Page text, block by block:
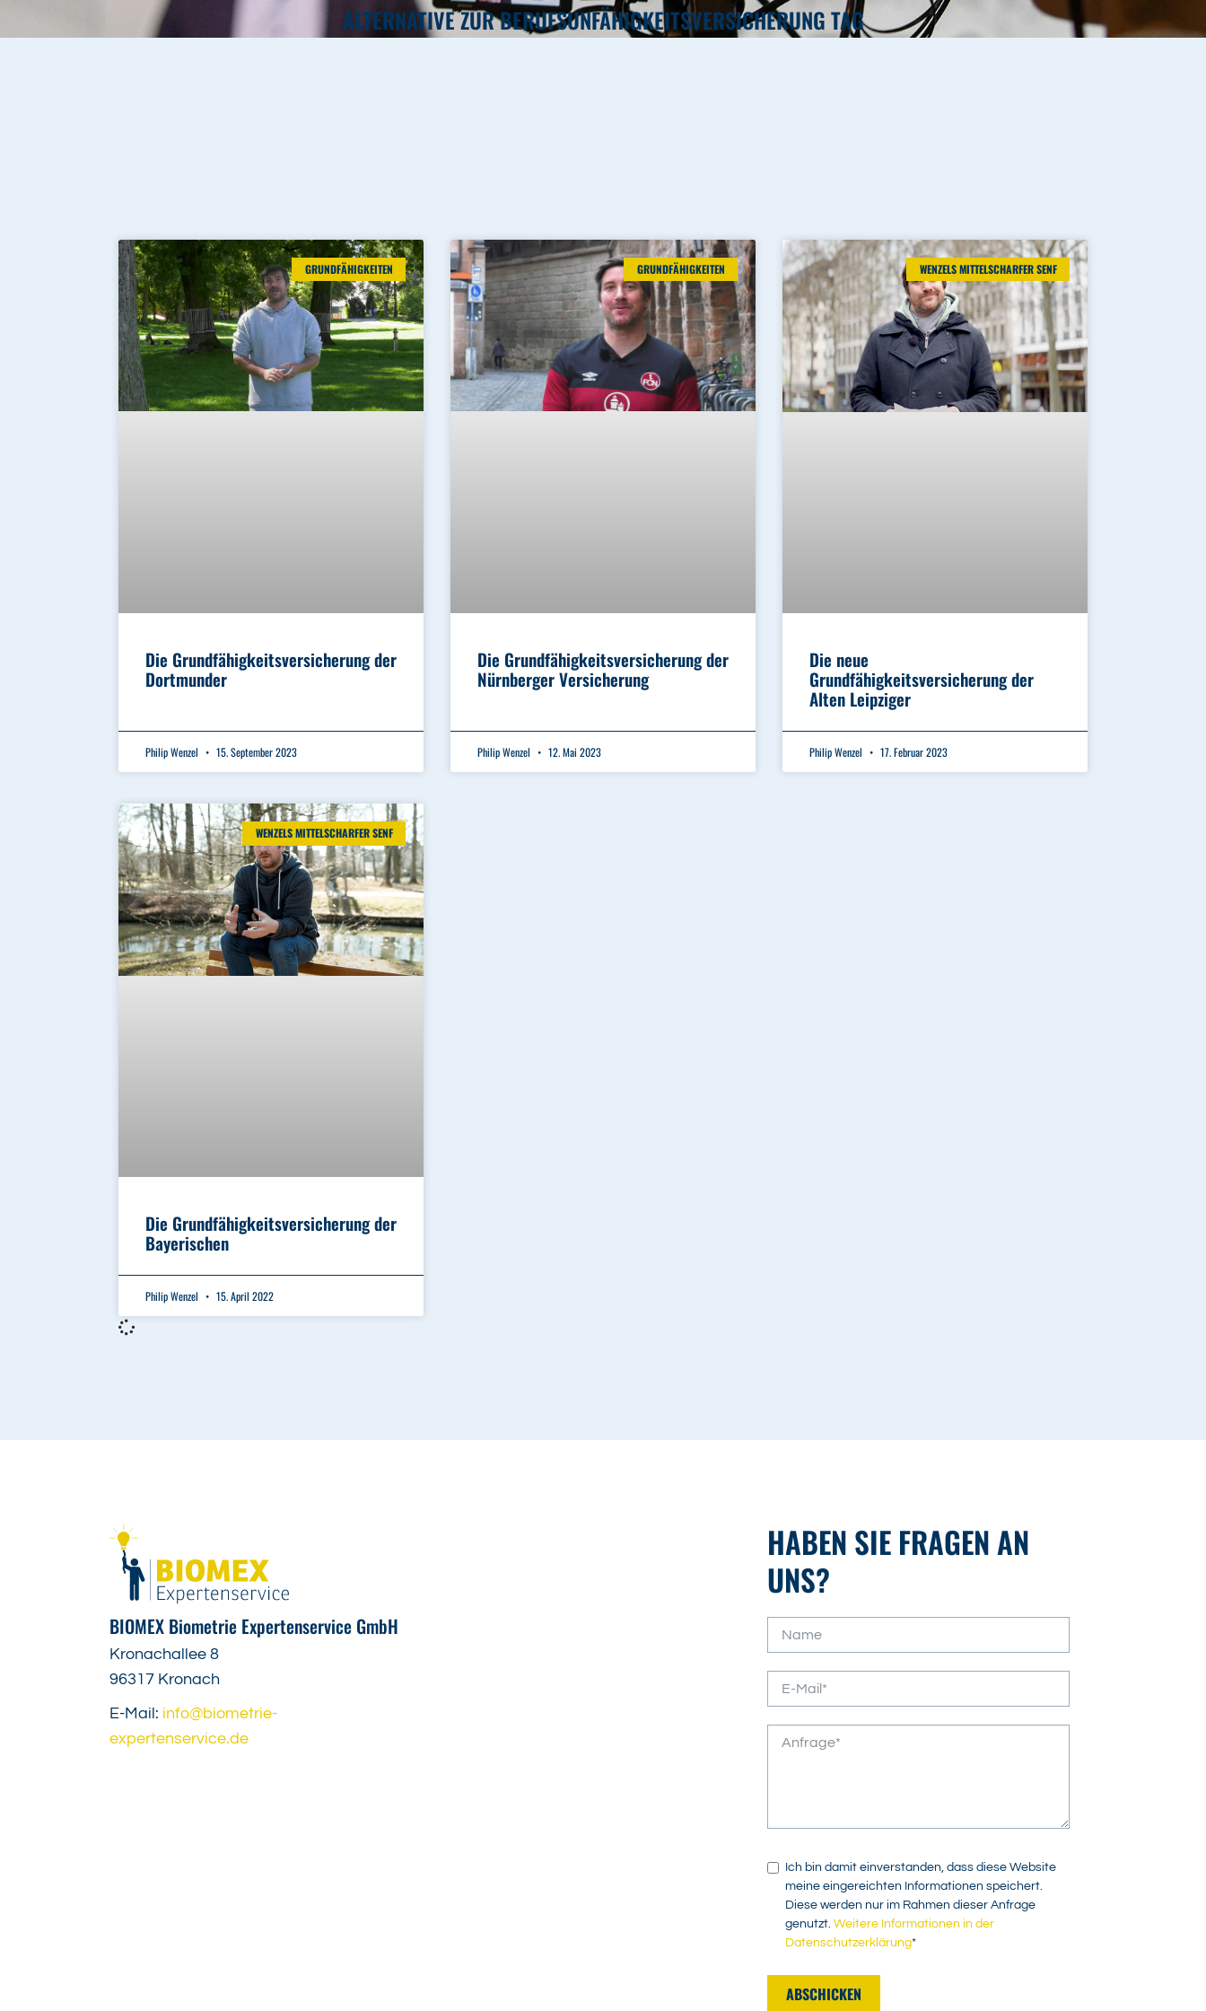
ALTERNATIVE ZUR BERUFSUNFÄHIGKEITSVERSICHERUNG TAG
GRUNDFÄHIGKEITEN
Die Grundfähigkeitsversicherung der
Dortmunder
Philip Wenzel 15. September 2023
GRUNDFÄHIGKEITEN
Die Grundfähigkeitsversicherung der
Nürnberger Versicherung
Philip Wenzel 12. Mai 2023
WENZELS MITTELSCHARFER SENF
Die neue
Grundfähigkeitsversicherung der
Alten Leipziger
Philip Wenzel 17. Februar 2023
WENZELS MITTELSCHARFER SENF
Die Grundfähigkeitsversicherung der
Bayerischen
Philip Wenzel 15. April 2022
BIOMEX Biometrie Expertenservice GmbH
Kronachallee 8
96317 Kronach
E-Mail: info@biometrie-
expertenservice.de
HABEN SIE FRAGEN AN
UNS?
Ich bin damit einverstanden, dass diese Website
meine eingereichten Informationen speichert.
Diese werden nur im Rahmen dieser Anfrage
genutzt.Weitere Informationen in der
Datenschutzerklärung*
ABSCHICKEN